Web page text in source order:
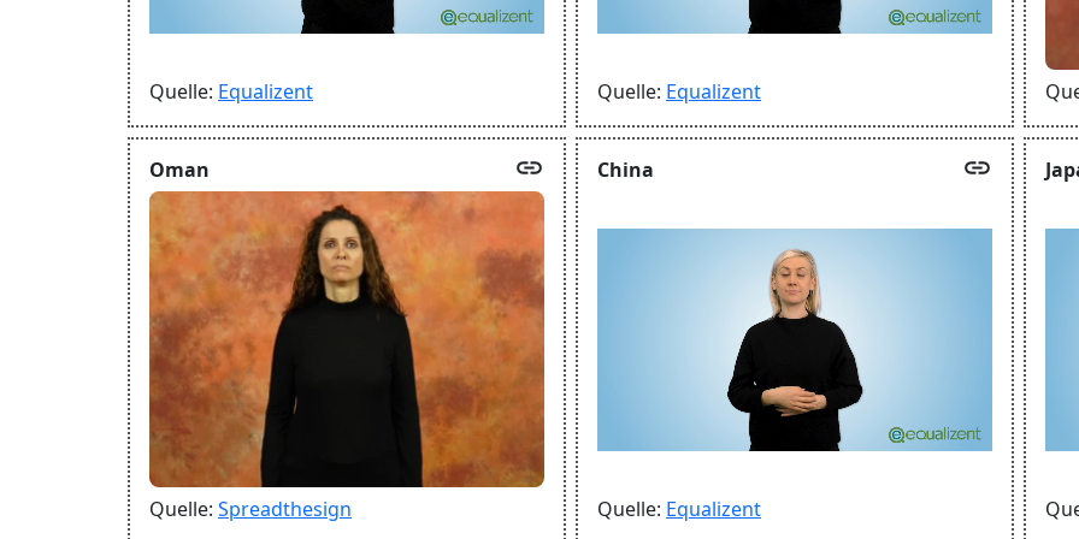
Quelle: Equalizent Quelle: Equalizent
Oman link
Quelle: Spreadthesign
China link
Quelle: Equalizent